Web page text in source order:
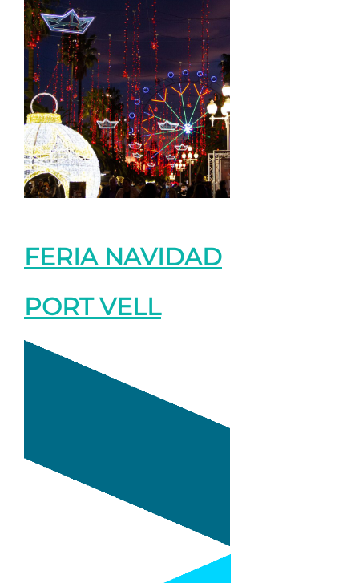
FERIA NAVIDAD
PORT VELL